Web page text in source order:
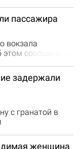
рейса
"Укрзалізниця".
электричка…
пассажира
вокзала
сообщили в
у него рюкзак
отработки
заметил
задержали
с гранатой в
контроля
женщина